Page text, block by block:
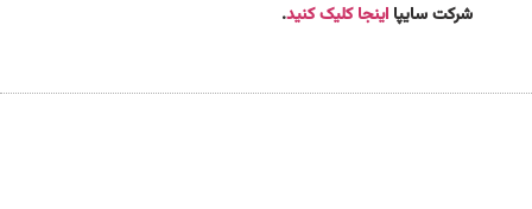
شرکت سایپااینجا کلیک کنید.